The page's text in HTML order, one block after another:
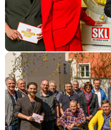
Nach einem ganzen Tag
Momente